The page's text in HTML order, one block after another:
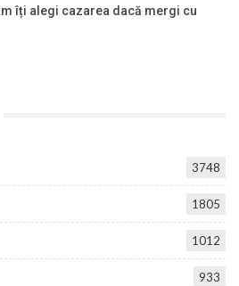
îți alegi cazarea dacă mergi cu
3748
1805
1012
933